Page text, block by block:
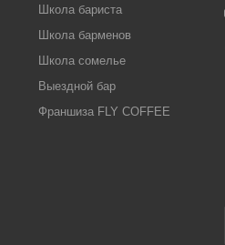
Школа бариста
Школа барменов
Школа сомелье
Выездной бар
Франшиза FLY COFFEE